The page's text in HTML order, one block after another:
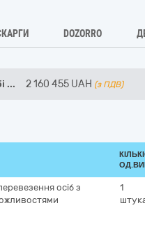
DOZORRO
... 2 160 455 UAH (з ПДВ)
осіб з
1